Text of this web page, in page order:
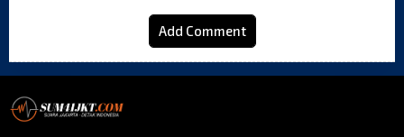
t
i
o
n
Add Comment